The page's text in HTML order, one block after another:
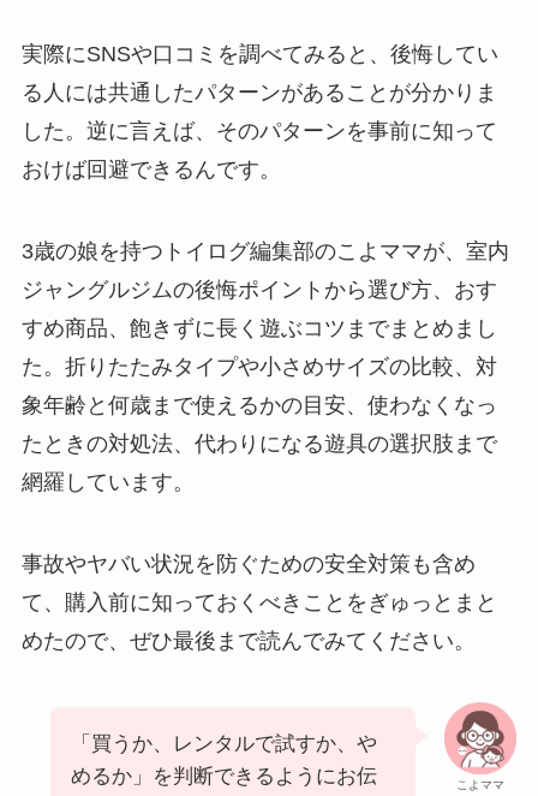
実際にSNSや口コミを調べてみると、後悔してい
る人には共通したパターンがあることが分かりま
した。逆に言えば、そのパターンを事前に知って
おけば回避できるんです。
3歳の娘を持つトイログ編集部のこよママが、室内
ジャングルジムの後悔ポイントから選び方、おす
すめ商品、飽きずに長く遊ぶコツまでまとめまし
た。折りたたみタイプや小さめサイズの比較、対
象年齢と何歳まで使えるかの目安、使わなくなっ
たときの対処法、代わりになる遊具の選択肢まで
網羅しています。
事故やヤバい状況を防ぐための安全対策も含め
て、購入前に知っておくべきことをぎゅっとまと
めたので、ぜひ最後まで読んでみてください。
こよママ
「買うか、レンタルで試すか、や
めるか」を判断できるようにお伝